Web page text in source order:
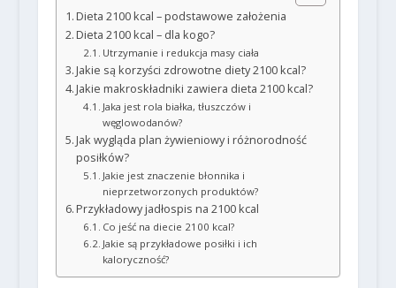
Dieta 2100 kcal – podstawowe założenia
Dieta 2100 kcal – dla kogo?
Utrzymanie i redukcja masy ciała
Jakie są korzyści zdrowotne diety 2100 kcal?
Jakie makroskładniki zawiera dieta 2100 kcal?
Jaka jest rola białka, tłuszczów i
węglowodanów?
Jak wygląda plan żywieniowy i różnorodność
posiłków?
Jakie jest znaczenie błonnika i
nieprzetworzonych produktów?
Przykładowy jadłospis na 2100 kcal
Co jeść na diecie 2100 kcal?
Jakie są przykładowe posiłki i ich
kaloryczność?